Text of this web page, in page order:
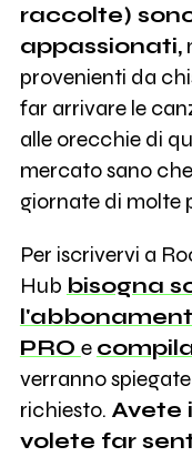
raccolte)
appassionati,
provenienti da
far arrivare le
alle orecchie di
mercato sano
giornate di molte
Per iscrivervi a
Hub bisogna
PRO e
verranno
richiesto. Avete
volete far